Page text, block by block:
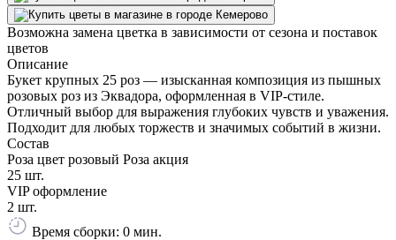
Возможна замена цветка в зависимости от сезона и поставок
цветов
Описание
Букет крупных 25 роз — изысканная композиция из пышных
розовых роз из Эквадора, оформленная в VIP-стиле.
Отличный выбор для выражения глубоких чувств и уважения.
Подходит для любых торжеств и значимых событий в жизни.
Состав
Роза цвет розовый Роза акция
25 шт.
VIP оформление
2 шт.
Время сборки: 0 мин.